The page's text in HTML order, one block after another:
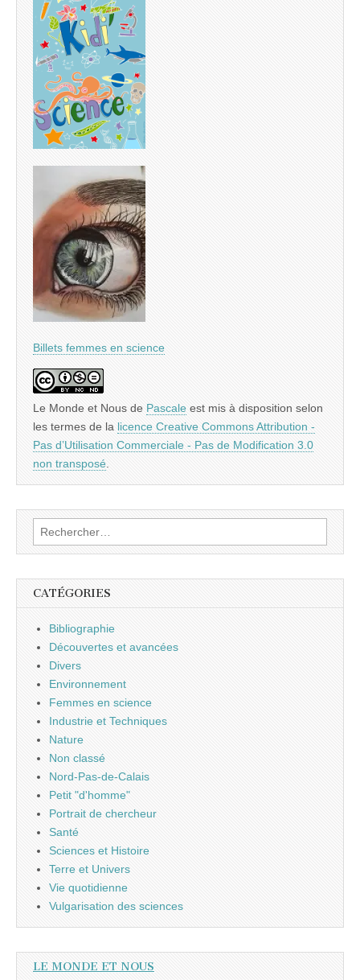
Billets femmes en science
Le Monde et Nous de Pascale est mis à disposition selon
les termes de la licence Creative Commons Attribution -
Pas d’Utilisation Commerciale - Pas de Modification 3.0
non transposé
Rechercher :
CATÉGORIES
Bibliographie
Découvertes et avancées
Divers
Environnement
Femmes en science
Industrie et Techniques
Nature
Non classé
Nord-Pas-de-Calais
Petit "d'homme"
Portrait de chercheur
Santé
Sciences et Histoire
Terre et Univers
Vie quotidienne
Vulgarisation des sciences
LE MONDE ET NOUS